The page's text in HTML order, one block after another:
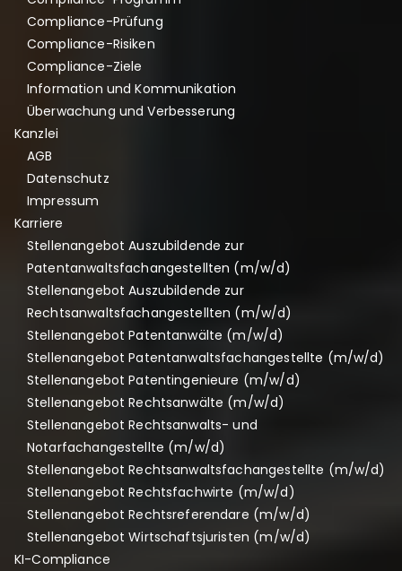
z
t
s
t
w
i
r
k
s
a
m
e
r
C
Compliance-Prüfung
Compliance-Risiken
Compliance-Ziele
Information und Kommunikation
Überwachung und Verbesserung
Kanzlei
AGB
Datenschutz
Impressum
Karriere
Stellenangebot Auszubildende zur
Patentanwaltsfachangestellten (m/w/d)
Stellenangebot Auszubildende zur
Rechtsanwaltsfachangestellten (m/w/d)
Stellenangebot Patentanwälte (m/w/d)
Stellenangebot Patentanwaltsfachangestellte (m/w/d)
Stellenangebot Patentingenieure (m/w/d)
Stellenangebot Rechtsanwälte (m/w/d)
Stellenangebot Rechtsanwalts- und
Notarfachangestellte (m/w/d)
Stellenangebot Rechtsanwaltsfachangestellte (m/w/d)
Stellenangebot Rechtsfachwirte (m/w/d)
Stellenangebot Rechtsreferendare (m/w/d)
Stellenangebot Wirtschaftsjuristen (m/w/d)
KI-Compliance